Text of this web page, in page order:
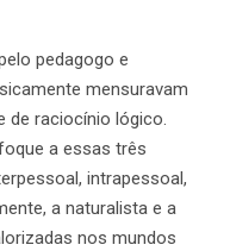
pedagogo e
mensuravam
de raciocínio lógico.
a essas três
intrapessoal,
a naturalista e a
nos mundos